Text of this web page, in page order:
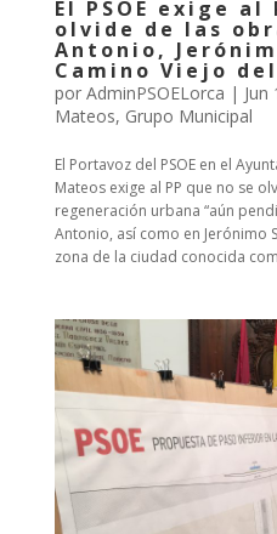
El PSOE exige al
olvide de las
Antonio,
Camino Viejo
por AdminPSOELorca | Jun
Mateos, Grupo Municipal
El Portavoz del PSOE en el
Mateos exige al PP que no se
regeneración urbana “aún
Antonio, así como en Jerónimo
zona de la ciudad conocida